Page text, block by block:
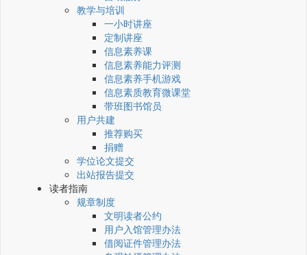
教学与培训
一小时讲座
定制讲座
信息素养课
信息素养能力评测
信息素养手机游戏
信息素质教育微课堂
带班图书馆员
用户共建
推荐购买
捐赠
学位论文提交
出站报告提交
读者指南
规章制度
文明读者公约
用户入馆管理办法
借阅证件管理办法